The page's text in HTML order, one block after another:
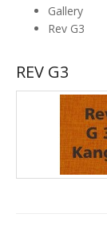
Gallery
Rev G3
REV G3